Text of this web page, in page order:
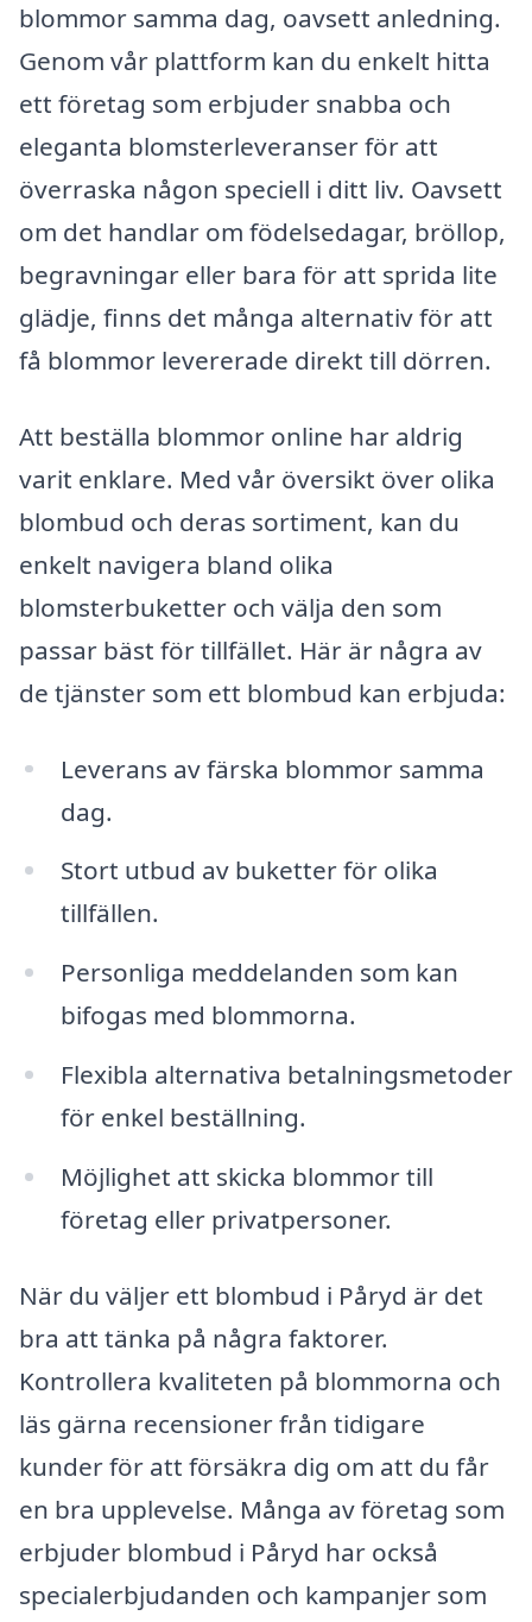
blommor samma dag, oavsett anledning.
Genom vår plattform kan du enkelt hitta
ett företag som erbjuder snabba och
eleganta blomsterleveranser för att
överraska någon speciell i ditt liv. Oavsett
om det handlar om födelsedagar, bröllop,
begravningar eller bara för att sprida lite
glädje, finns det många alternativ för att
få blommor levererade direkt till dörren.
Att beställa blommor online har aldrig
varit enklare. Med vår översikt över olika
blombud och deras sortiment, kan du
enkelt navigera bland olika
blomsterbuketter och välja den som
passar bäst för tillfället. Här är några av
de tjänster som ett blombud kan erbjuda:
Leverans av färska blommor samma
dag.
Stort utbud av buketter för olika
tillfällen.
Personliga meddelanden som kan
bifogas med blommorna.
Flexibla alternativa betalningsmetoder
för enkel beställning.
Möjlighet att skicka blommor till
företag eller privatpersoner.
När du väljer ett blombud i Påryd är det
bra att tänka på några faktorer.
Kontrollera kvaliteten på blommorna och
läs gärna recensioner från tidigare
kunder för att försäkra dig om att du får
en bra upplevelse. Många av företag som
erbjuder blombud i Påryd har också
specialerbjudanden och kampanjer som